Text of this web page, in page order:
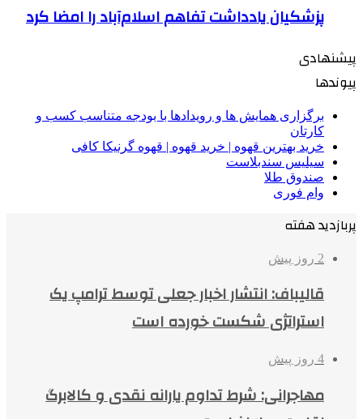
پزشکیان یادداشت تفاهم اسلام‌آباد را امضا کرد
پیشنهادی
پیوندها
برگزاری همایش ها و رویدادها با بودجه متناسب کسب و
کارتان
خرید بهترین قهوه | خرید قهوه | قهوه گرنیکا کافی
سیلیس سندبلاست
صندوق طلا
وام فوری
پربازدید هفته
2 روز پیش
قالیباف: انتشار اخبار جعلی توسط ترامپ یک
استراتژی شکست خورده است
4 روز پیش
مهاجرانی: شرط تداوم یارانه نقدی و کالابرگ